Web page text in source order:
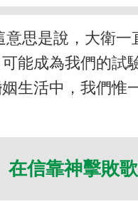
思是說，大衛
能成為我們的試
生活中，我們
信靠神擊敗